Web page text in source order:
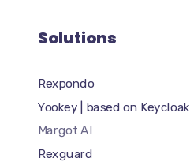
Solutions
Rexpondo
Yookey | based on Keycloak
Margot AI
Rexguard